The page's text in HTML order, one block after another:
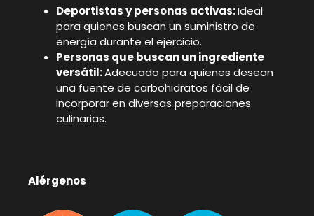
Deportistas y personas activas:Ideal
para quienes buscan un suministro de
energía durante el ejercicio.
Personas que buscan un ingrediente
versátil:Adecuado para quienes desean
una fuente de carbohidratos fácil de
incorporar en diversas preparaciones
culinarias.
Alérgenos